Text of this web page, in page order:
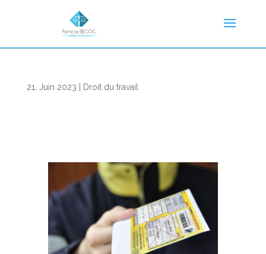
21, Juin 2023 Droit du travail